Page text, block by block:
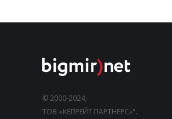
© 2000-2024,
ТОВ «КЕПРЕЙТ ПАРТНЕРС»".